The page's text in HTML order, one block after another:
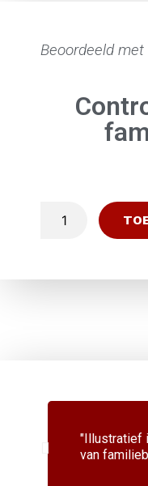
Beoordeeld
"Illustratief
van